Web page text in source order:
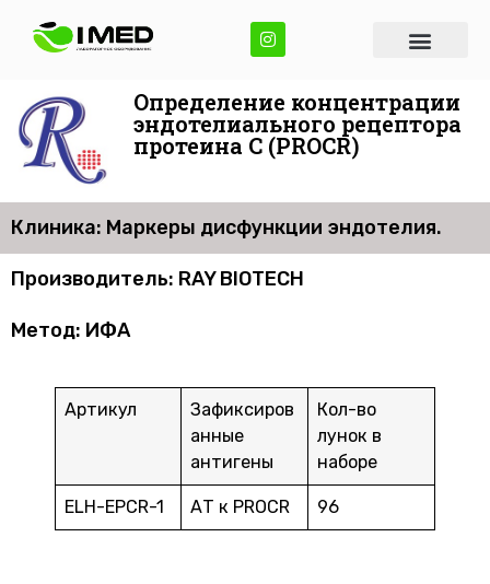
Определение концентрации
эндотелиального рецептора
протеина С (PROCR)
Клиника: Маркеры дисфункции эндотелия.
Производитель: RAY BIOTECH
Метод: ИФА
Артикул
Зафиксиров
анные
антигены
Кол-во
лунок в
наборе
ELH-EPCR-1 АТ к PROCR 96